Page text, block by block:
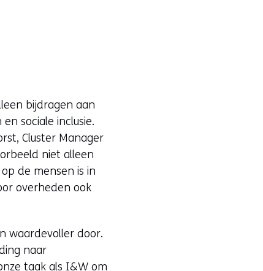
bijdragen aan
sociale inclusie.
Cluster Manager
niet alleen
de mensen is in
overheden ook
waardevoller door.
naar
taak als I&W om